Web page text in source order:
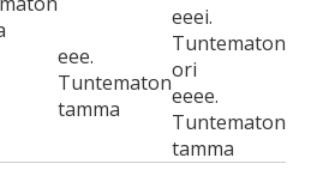
eee.
Tuntematon
tamma
eeei.
Tuntematon
ori
eeee.
Tuntematon
tamma